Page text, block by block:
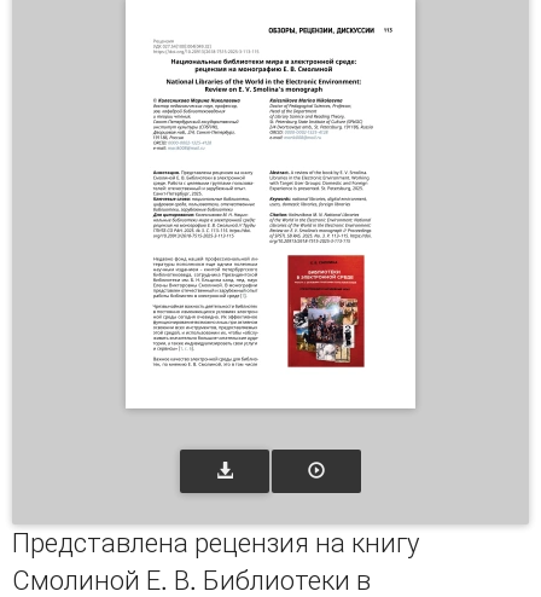
Представлена рецензия на книгу
Смолиной Е. В. Библиотеки в